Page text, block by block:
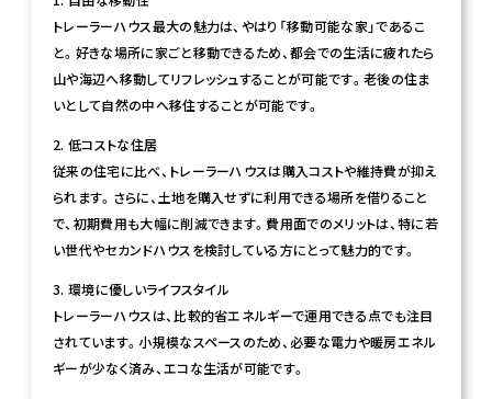
トレーラーハウス最大の魅力は、やはり「移動可能な家」であるこ
と。好きな場所に家ごと移動できるため、都会での生活に疲れたら
山や海辺へ移動してリフレッシュすることが可能です。老後の住ま
いとして自然の中へ移住することが可能です。
2. 低コストな住居
従来の住宅に比べ、トレーラーハウスは購入コストや維持費が抑え
られます。さらに、土地を購入せずに利用できる場所を借りること
で、初期費用も大幅に削減できます。費用面でのメリットは、特に若
い世代やセカンドハウスを検討している方にとって魅力的です。
3. 環境に優しいライフスタイル
トレーラーハウスは、比較的省エネルギーで運用できる点でも注目
されています。小規模なスペースのため、必要な電力や暖房エネル
ギーが少なく済み、エコな生活が可能です。